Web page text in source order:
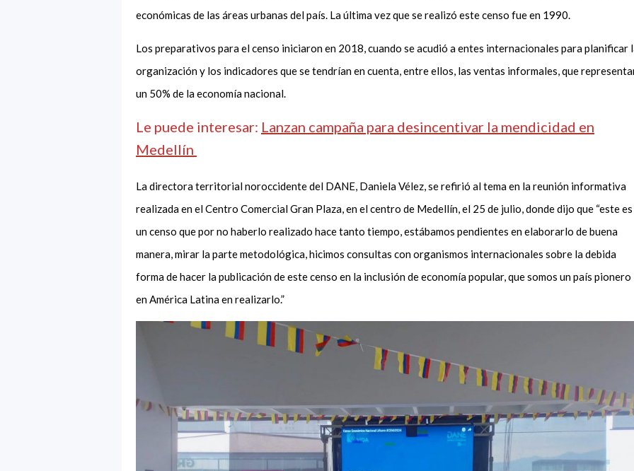
económicas de las áreas urbanas del país. La última vez que se realizó este censo fue en 1990.
Los preparativos para el censo iniciaron en 2018, cuando se acudió a entes internacionales para planificar
organización y los indicadores que se tendrían en cuenta, entre ellos, las ventas informales, que
un 50% de la economía nacional.
Le puede interesar: Lanzan campaña para desincentivar la mendicidad en
Medellín
La directora territorial noroccidente del DANE, Daniela Vélez, se refirió al tema en la reunión informativa
realizada en el Centro Comercial Gran Plaza, en el centro de Medellín, el 25 de julio, donde dijo que “este es
un censo que por no haberlo realizado hace tanto tiempo, estábamos pendientes en elaborarlo de buena
manera, mirar la parte metodológica, hicimos consultas con organismos internacionales sobre la debida
forma de hacer la publicación de este censo en la inclusión de economía popular, que somos un país pionero
en América Latina en realizarlo.”